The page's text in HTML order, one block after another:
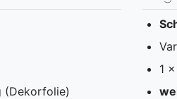
(Dekorfolie)
1